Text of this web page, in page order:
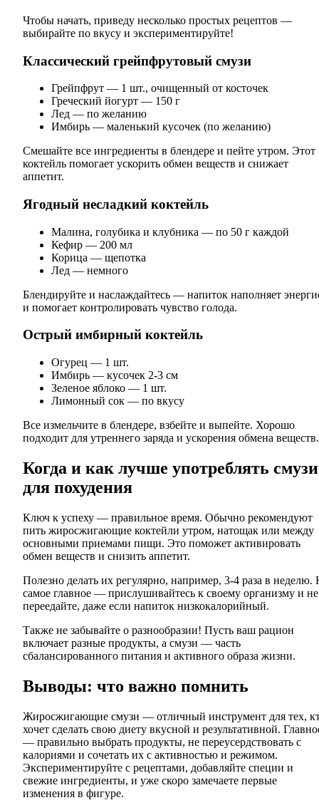
Чтобы начать, приведу несколько простых рецептов —
выбирайте по вкусу и экспериментируйте!
Классический грейпфрутовый смузи
Грейпфрут — 1 шт., очищенный от косточек
Греческий йогурт — 150 г
Лед — по желанию
Имбирь — маленький кусочек (по желанию)
Смешайте все ингредиенты в блендере и пейте утром. Этот
коктейль помогает ускорить обмен веществ и снижает
аппетит.
Ягодный несладкий коктейль
Малина, голубика и клубника — по 50 г каждой
Кефир — 200 мл
Корица — щепотка
Лед — немного
Блендируйте и наслаждайтесь — напиток наполняет
и помогает контролировать чувство голода.
Острый имбирный коктейль
Огурец — 1 шт.
Имбирь — кусочек 2-3 см
Зеленое яблоко — 1 шт.
Лимонный сок — по вкусу
Все измельчите в блендере, взбейте и выпейте. Хорошо
подходит для утреннего заряда и ускорения обмена веществ.
Когда и как лучше употреблять смузи
для похудения
Ключ к успеху — правильное время. Обычно рекомендуют
пить жиросжигающие коктейли утром, натощак или между
основными приемами пищи. Это поможет активировать
обмен веществ и снизить аппетит.
Полезно делать их регулярно, например, 3-4 раза в неделю.
самое главное — прислушивайтесь к своему организму и не
переедайте, даже если напиток низкокалорийный.
Также не забывайте о разнообразии! Пусть ваш рацион
включает разные продукты, а смузи — часть
сбалансированного питания и активного образа жизни.
Выводы: что важно помнить
Жиросжигающие смузи — отличный инструмент для тех,
хочет сделать свою диету вкусной и результативной.
— правильно выбрать продукты, не переусердствовать с
калориями и сочетать их с активностью и режимом.
Экспериментируйте с рецептами, добавляйте специи и
свежие ингредиенты, и уже скоро замечаете первые
изменения в фигуре.